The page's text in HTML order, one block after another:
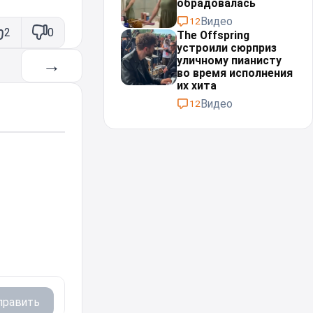
2 0
→
обрадовалась
12Видео
The Offspring
устроили сюрприз
уличному пианисту
во время исполнения
их хита
12Видео